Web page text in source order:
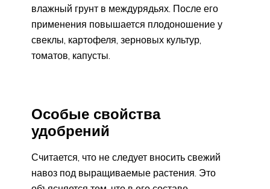
влажный грунт в междурядьях. После его
применения повышается плодоношение у
свеклы, картофеля, зерновых культур,
томатов, капусты.
Особые свойства
удобрений
Считается, что не следует вносить свежий
навоз под выращиваемые растения. Это